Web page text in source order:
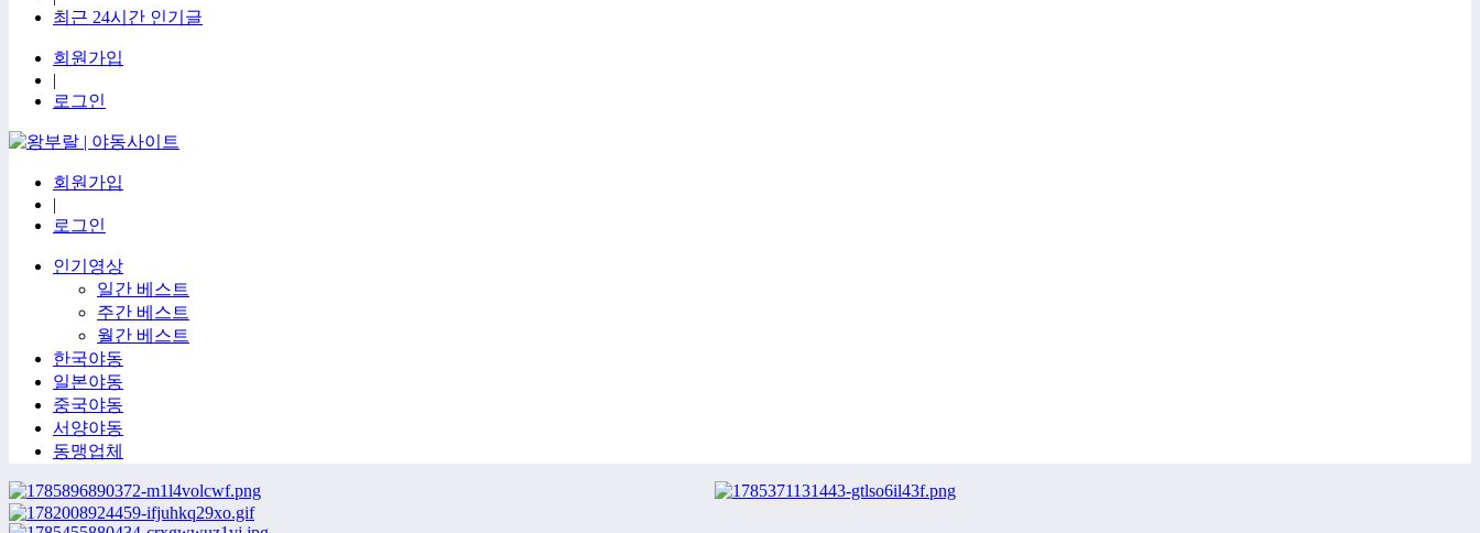
최근 24시간 인기글
회원가입
|
로그인
회원가입
|
로그인
인기영상
일간 베스트
주간 베스트
월간 베스트
한국야동
일본야동
중국야동
서양야동
동맹업체